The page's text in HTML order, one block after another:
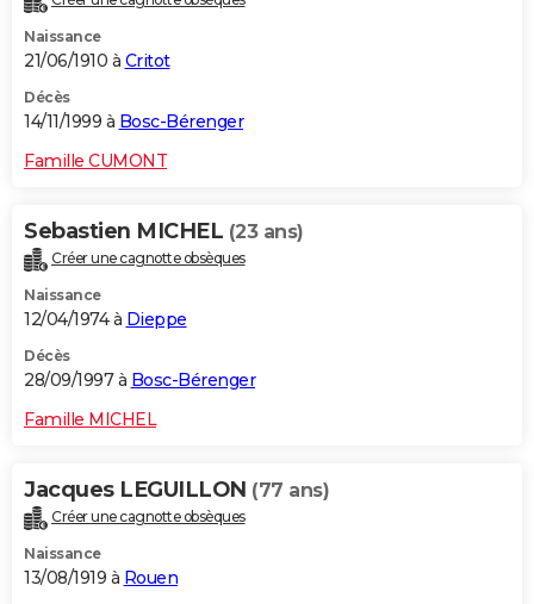
Naissance
21/06/1910 à Critot
Décès
14/11/1999 à Bosc-Bérenger
Famille CUMONT
Sebastien MICHEL (23 ans)
Créer une cagnotte obsèques
Naissance
12/04/1974 à Dieppe
Décès
28/09/1997 à Bosc-Bérenger
Famille MICHEL
Jacques LEGUILLON (77 ans)
Créer une cagnotte obsèques
Naissance
13/08/1919 à Rouen